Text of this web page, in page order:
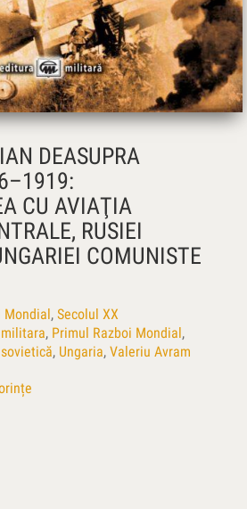
DEASUPRA
CU AVIAŢIA
RUSIEI
COMUNISTE
Mondial, Secolul XX
, Primul Razboi Mondial,
, Ungaria, Valeriu Avram